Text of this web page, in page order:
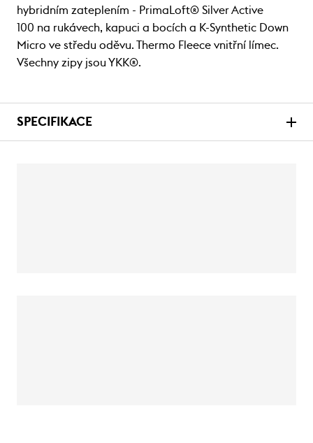
hybridním zateplením - PrimaLoft® Silver Active
100 na rukávech, kapuci a bocích a K-Synthetic Down
Micro ve středu oděvu. Thermo Fleece vnitřní límec.
Všechny zipy jsou YKK®.
SPECIFIKACE